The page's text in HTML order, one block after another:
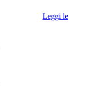
Leggi le